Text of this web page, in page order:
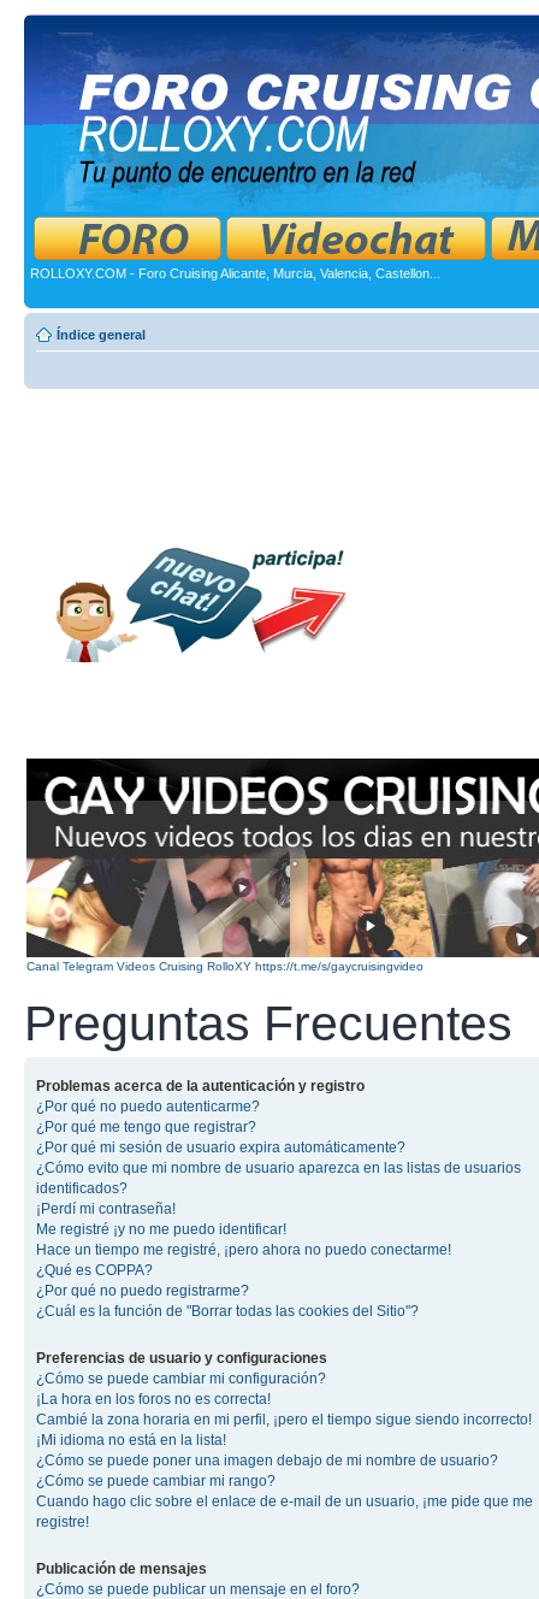
ROLLOXY.COM - Foro Cruising Alicante, Murcia, Valencia, Castellon...
Índice general
Canal Telegram Videos Cruising RolloXY https://t.me/s/gaycruisingvideo
Preguntas Frecuentes
Problemas acerca de la autenticación y registro
¿Por qué no puedo autenticarme?
¿Por qué me tengo que registrar?
¿Por qué mi sesión de usuario expira automáticamente?
¿Cómo evito que mi nombre de usuario aparezca en las listas de usuarios
identificados?
¡Perdí mi contraseña!
Me registré ¡y no me puedo identificar!
Hace un tiempo me registré, ¡pero ahora no puedo conectarme!
¿Qué es COPPA?
¿Por qué no puedo registrarme?
¿Cuál es la función de "Borrar todas las cookies del Sitio"?
Preferencias de usuario y configuraciones
¿Cómo se puede cambiar mi configuración?
¡La hora en los foros no es correcta!
Cambié la zona horaria en mi perfil, ¡pero el tiempo sigue siendo incorrecto!
¡Mi idioma no está en la lista!
¿Cómo se puede poner una imagen debajo de mi nombre de usuario?
¿Cómo se puede cambiar mi rango?
Cuando hago clic sobre el enlace de e-mail de un usuario, ¡me pide que me
registre!
Publicación de mensajes
¿Cómo se puede publicar un mensaje en el foro?